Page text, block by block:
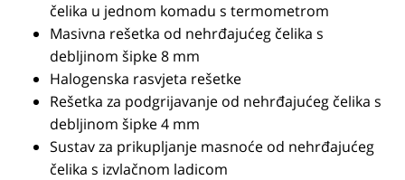
čelika u jednom komadu s termometrom
Masivna rešetka od nehrđajućeg čelika s
debljinom šipke 8 mm
Halogenska rasvjeta rešetke
Rešetka za podgrijavanje od nehrđajućeg čelika s
debljinom šipke 4 mm
Sustav za prikupljanje masnoće od nehrđajućeg
čelika s izvlačnom ladicom